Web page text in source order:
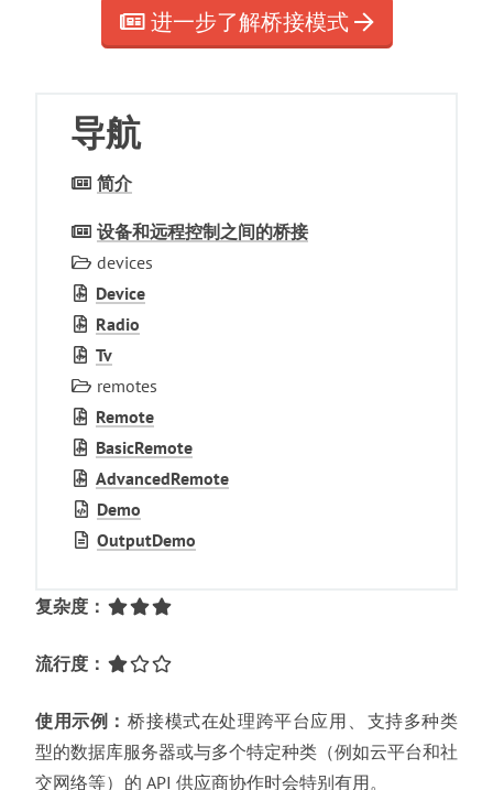
进一步了解桥接模式
导航
简介
设备和远程控制之间的桥接
devices
Device
Radio
Tv
remotes
Remote
Basic­Remote
Advanced­Remote
Demo
Output­Demo
复杂度
流行度
使用示例 ： 桥接模式在处理跨平台应用 、
支持多种类
型的数据库服务器或与多个特定种类 （例如云平台和社
交网络等） 的 API 供应商协作时会特别有用。